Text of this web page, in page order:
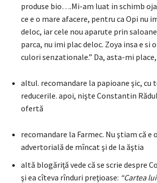
produse bio….Mi-am luat in schimb oja
ce e o mare afacere, pentru ca Opi nu
deloc, iar cele nou aparute prin
parca, nu imi plac deloc. Zoya insa e si
culori senzationale.” Da, asta-mi
altul. recomandare la papioane şic, cu
reducerile. apoi, nişte Constantin
ofertă
recomandare la Farmec. Nu ştiam că e
advertorială de mîncat şi de la ăştia
altă blogăriţă vede că se scrie despre
şi ea cîteva rînduri preţioase: “Cartea